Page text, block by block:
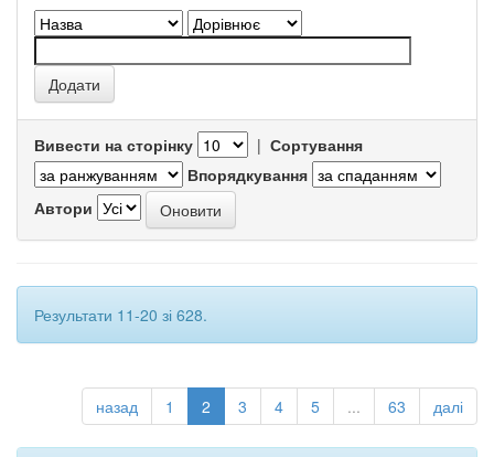
Вивести на сторінку | Сортування
Впорядкування
Автори
Результати 11-20 зі 628.
назад 1 2 3 4 5 ... 63 далі